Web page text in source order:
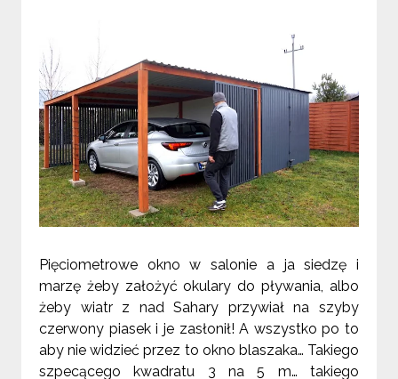
Pięciometrowe okno w salonie a ja siedzę i
marzę żeby założyć okulary do pływania, albo
żeby wiatr z nad Sahary przywiał na szyby
czerwony piasek i je zasłonił! A wszystko po to
aby nie widzieć przez to okno blaszaka… Takiego
szpecącego kwadratu 3 na 5 m… takiego